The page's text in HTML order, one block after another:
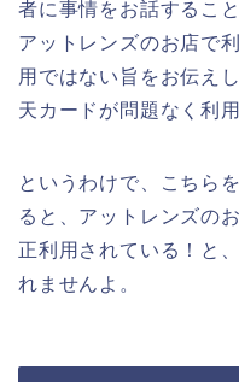
者に事情をお話するこ
アットレンズのお店で
用ではない旨をお伝え
天カードが問題なく利
というわけで、こちら
ると、アットレンズの
正利用されている！と
れませんよ。